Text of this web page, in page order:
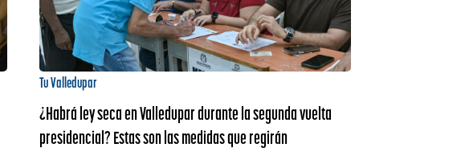
Tu Valledupar
¿Habrá ley seca en Valledupar durante la segunda vuelta
presidencial? Estas son las medidas que regirán